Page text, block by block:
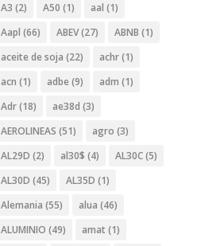
A3 (2) A50 (1) aal (1)
Aapl (66) ABEV(27) ABNB (1)
aceite de soja (22) achr(1)
acn (1) adbe (9) adm (1)
Adr(18) ae38d (3)
AEROLINEAS (51) agro (3)
AL29D (2) al30$ (4) AL30C(5)
AL30D (45) AL35D (1)
Alemania (55) alua (46)
ALUMINIO (49) amat (1)